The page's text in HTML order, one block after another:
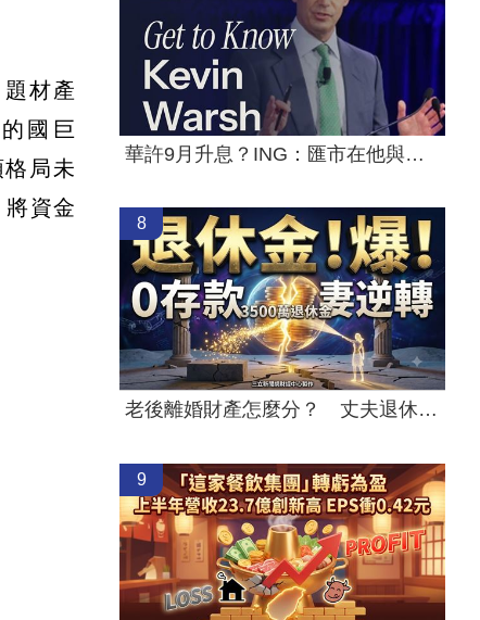
材產
國巨
局未
資金
華許9月升息？ING：匯市在他與戰爭間拉鋸
8
老後離婚財產怎麼分？ 丈夫退休金拒分
9